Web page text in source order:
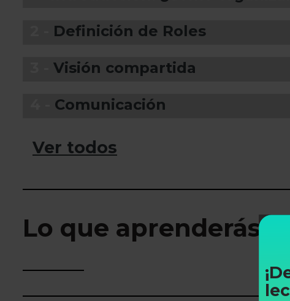
Definición de Roles
Visión compartida
Comunicación
Ver todos
Lo que aprenderás